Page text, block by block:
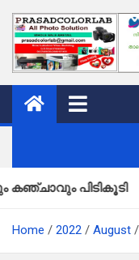
പിടികൂടി
Home 2022 August